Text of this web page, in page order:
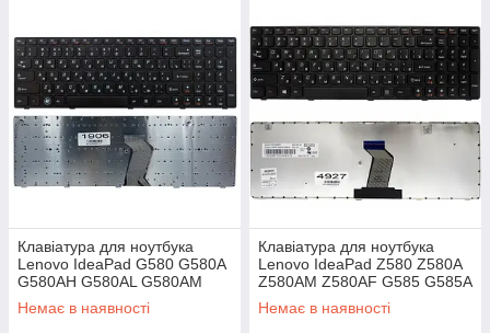
Клавіатура для ноутбука
Lenovo IdeaPad G580 G580A
G580AH G580AL G580AM
G580G G580GC G580GH
Немає в наявності
Клавіатура для ноутбука
Lenovo IdeaPad Z580 Z580A
Z580AM Z580AF G585 G585A
G585G G585GL Z585A
Немає в наявності